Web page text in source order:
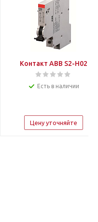
Контакт ABB S2-H02
Есть в наличии
Цену уточняйте